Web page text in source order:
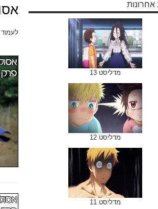
לעמוד
אחרונות
מדליסט 13
מדליסט 12
מדליסט 11